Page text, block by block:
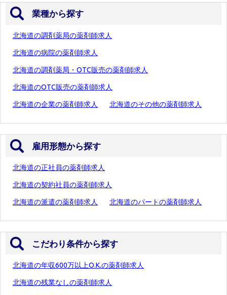
業種から探す
北海道の調剤薬局の薬剤師求人
北海道の病院の薬剤師求人
北海道の調剤薬局・OTC販売の薬剤師求人
北海道のOTC販売の薬剤師求人
北海道の企業の薬剤師求人 北海道のその他の薬剤師求人
雇用形態から探す
北海道の正社員の薬剤師求人
北海道の契約社員の薬剤師求人
北海道の派遣の薬剤師求人 北海道のパートの薬剤師求人
こだわり条件から探す
北海道の年収600万以上O.K.の薬剤師求人
北海道の残業なしの薬剤師求人